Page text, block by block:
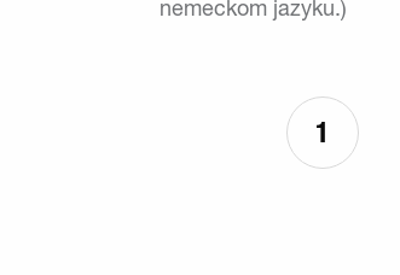
nemeckom jazyku.)
1